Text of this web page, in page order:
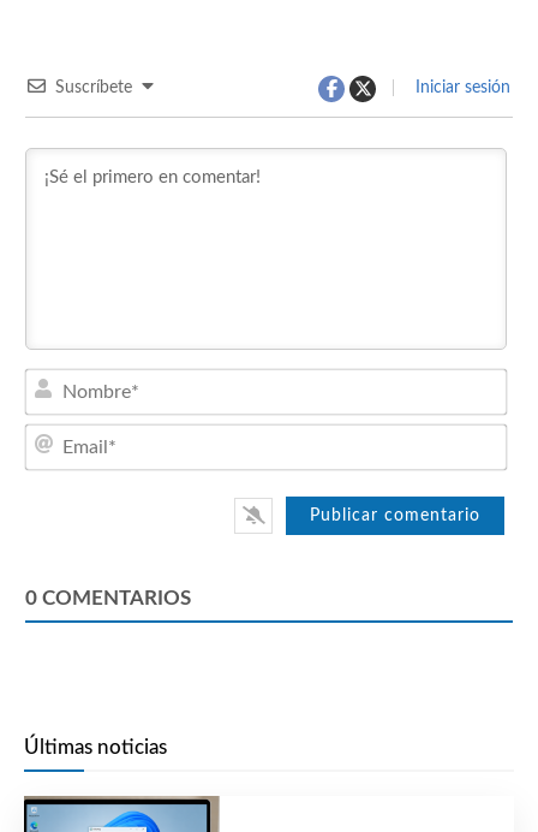
Suscríbete Iniciar sesión
0 COMENTARIOS
Últimas noticias